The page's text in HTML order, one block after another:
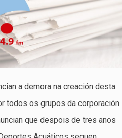
a demora na creación desta
todos os grupos da corporación
que despois de tres anos